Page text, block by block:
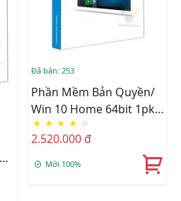
Đã bán: 253
Phần Mềm Bản Quyền/
Win 10 Home 64bit 1pk
DSP OEI DVD (KW9-
00139)
★ ★ ★ ★ ☆
2.520.000 đ
Mới 100%